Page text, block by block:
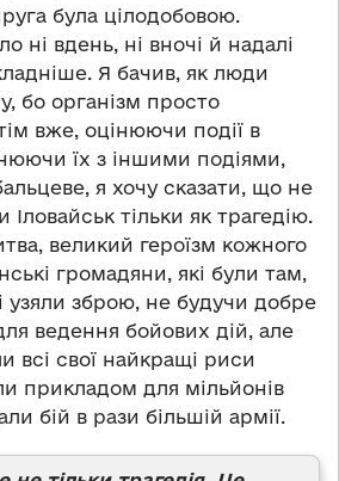
була цілодобовою.
ні вдень, ні вночі й надалі
Я бачив, як люди
бо організм просто
вже, оцінюючи події в
їх з іншими подіями,
я хочу сказати, що не
тільки як трагедію.
великий героїзм кожного
громадяни, які були там,
узяли зброю, не будучи добре
ведення бойових дій, але
всі свої найкращі риси
прикладом для мільйонів
бій в рази більшій армії.